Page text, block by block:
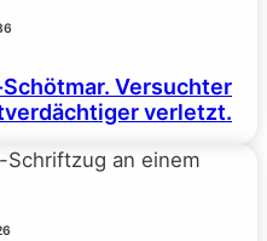
Versuchter
verletzt.